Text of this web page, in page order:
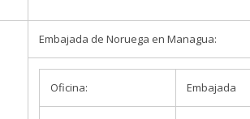
Embajada de Noruega en Managua:
Oficina: Embajada